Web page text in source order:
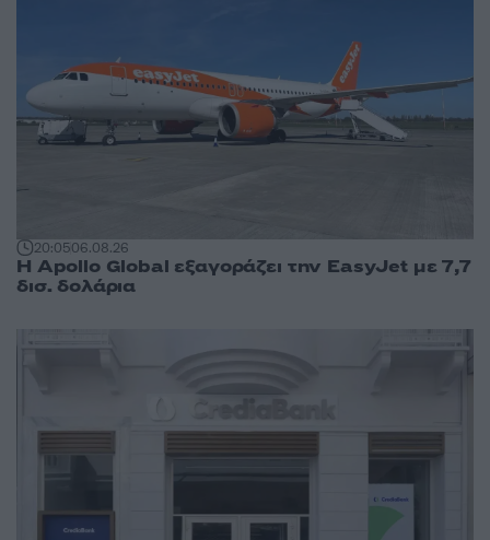
20:0506.08.26
Η Apollo Global εξαγοράζει την EasyJet με 7,7
δισ. δολάρια